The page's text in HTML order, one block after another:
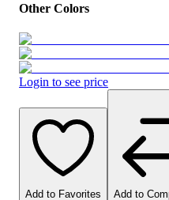
Other Colors
Login to see price
Add to Favorites Add to